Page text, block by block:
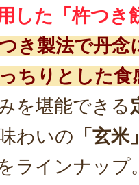
した「杵つき
き製法で丹念
ちりとした食
を堪能できる
わいの 「玄米
ラインナップ